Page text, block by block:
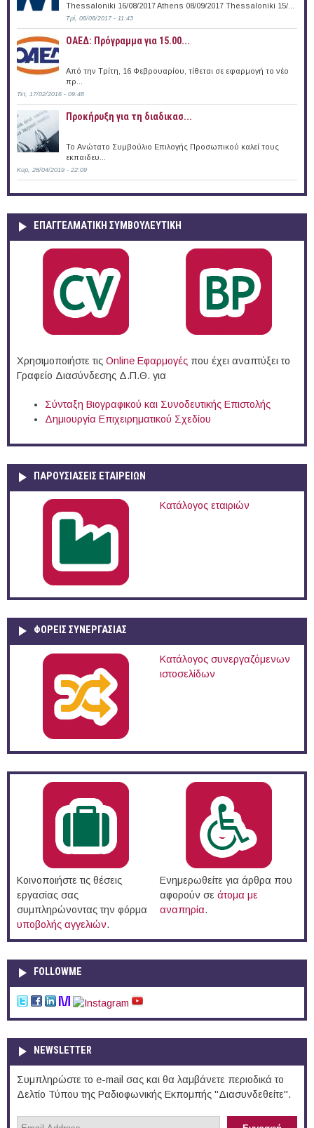
Thessaloniki 16/08/2017 Athens 08/09/2017 Thessaloniki 15/...
Τρί, 08/08/2017 - 11:43
ΟΑΕΔ: Πρόγραμμα για 15.00...
Από την Τρίτη, 16 Φεβρουαρίου, τίθεται σε εφαρμογή το νέο
πρ...
Τετ, 17/02/2016 - 09:48
Προκήρυξη για τη διαδικασ...
Το Ανώτατο Συμβούλιο Επιλογής Προσωπικού καλεί τους
εκπαιδευ...
Κυρ, 28/04/2019 - 22:09
ΕΠΑΓΓΕΛΜΑΤΙΚΉ ΣΥΜΒΟΥΛΕΥΤΙΚΉ
Χρησιμοποιήστε τις Online Eφαρμογές που έχει αναπτύξει το
Γραφείο Διασύνδεσης Δ.Π.Θ. για
Σύνταξη Βιογραφικού και Συνοδευτικής Επιστολής
Δημιουργία Επιχειρηματικού Σχεδίου
ΠΑΡΟΥΣΙΆΣΕΙΣ ΕΤΑΙΡΕΙΏΝ
Κατάλογος εταιριών
ΦΟΡΕΙΣ ΣΥΝΕΡΓΑΣΙΑΣ
Κατάλογος συνεργαζόμενων
ιστοσελίδων
Κοινοποιήστε τις θέσεις
εργασίας σας
συμπληρώνοντας την φόρμα
υποβολής αγγελιών.
Ενημερωθείτε για άρθρα που
αφορούν σε άτομα με
αναπηρία.
FOLLOWME
NEWSLETTER
Συμπληρώστε το e-mail σας και θα λαμβάνετε περιοδικά το
Δελτίο Τύπου της Ραδιοφωνικής Εκπομπής "Διασυνδεθείτε".